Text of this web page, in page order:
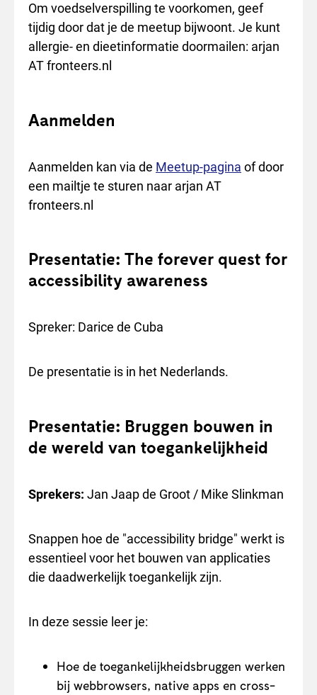
Om voedselverspilling te voorkomen, geef
tijdig door dat je de meetup bijwoont. Je kunt
allergie- en dieetinformatie doormailen: arjan
AT fronteers.nl
Aanmelden
Aanmelden kan via de Meetup-pagina of door
een mailtje te sturen naar arjan AT
fronteers.nl
Presentatie: The forever quest for
accessibility awareness
Spreker: Darice de Cuba
De presentatie is in het Nederlands.
Presentatie: Bruggen bouwen in
de wereld van toegankelijkheid
Sprekers: Jan Jaap de Groot / Mike Slinkman
Snappen hoe de "accessibility bridge" werkt is
essentieel voor het bouwen van applicaties
die daadwerkelijk toegankelijk zijn.
In deze sessie leer je:
Hoe de toegankelijkheidsbruggen werken
bij webbrowsers, native apps en cross-